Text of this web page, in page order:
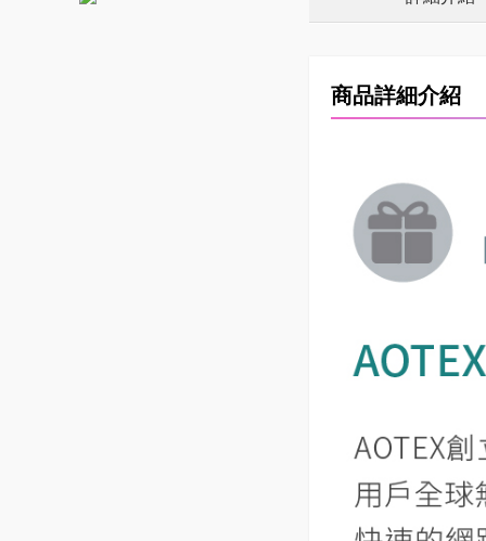
商品詳細介紹